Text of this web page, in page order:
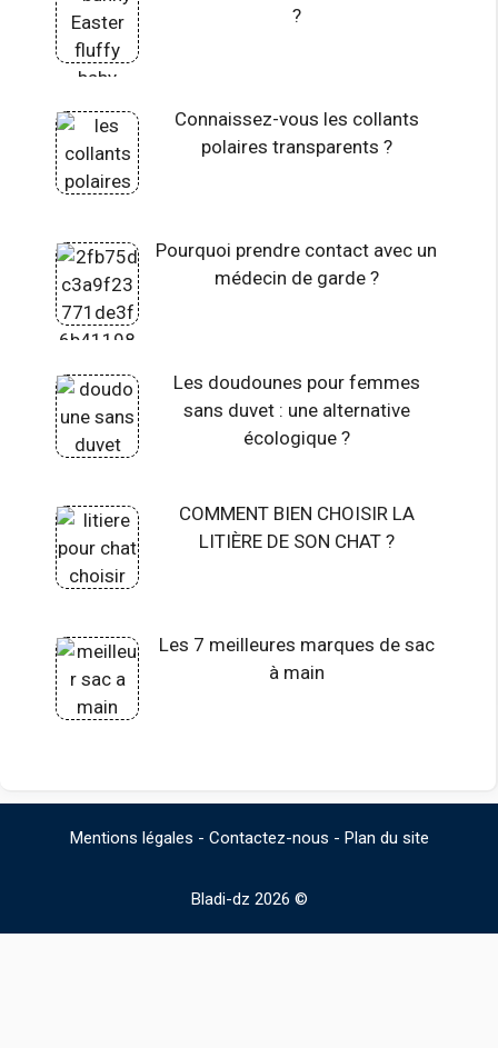
?
Connaissez-vous les collants
polaires transparents ?
Pourquoi prendre contact avec un
médecin de garde ?
Les doudounes pour femmes
sans duvet : une alternative
écologique ?
COMMENT BIEN CHOISIR LA
LITIÈRE DE SON CHAT ?
Les 7 meilleures marques de sac
à main
Mentions légales - Contactez-nous - Plan du site
Bladi-dz 2026 ©